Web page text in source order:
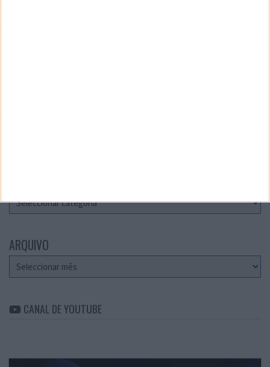
ARQUIVO
Arquivo
CANAL DE YOUTUBE